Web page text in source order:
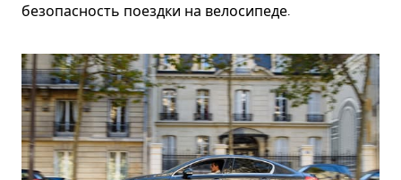
безопасность поездки на велосипеде.